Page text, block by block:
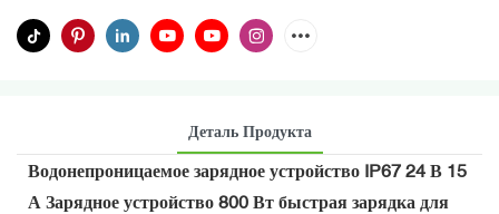
Деталь Продукта
Водонепроницаемое зарядное устройство IP67 24 В 15
А Зарядное устройство 800 Вт быстрая зарядка для